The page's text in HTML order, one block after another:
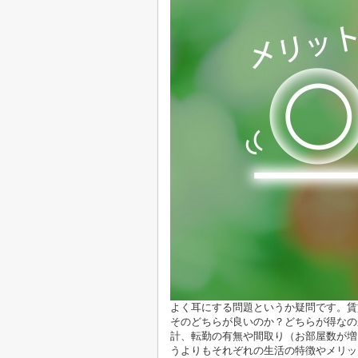
よく耳にする問題というか疑問です。
そのどちらが良いのか？どちらが得な
計、転勤の有無や間取り（お部屋数が
うよりもそれぞれの生活の特徴やメリ